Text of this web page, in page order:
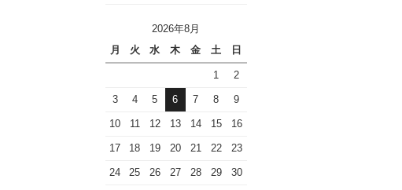
2026年8月
月
火 水 木 金 土 日
1 2
3 4 5 6 7 8 9
10 11 12 13 14 15 16
17 18 19 20 21 22 23
24 25 26 27 28 29 30